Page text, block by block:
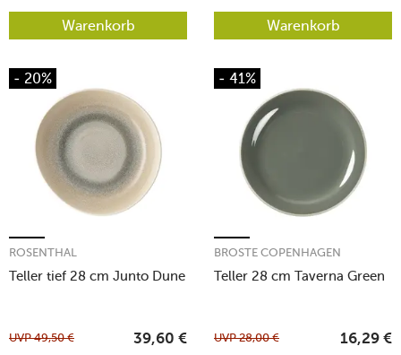
Warenkorb Warenkorb
- 20%
Teller tief 28 cm Junto Dune
ROSENTHAL
UVP49,50 € 39,60 €
- 41%
Teller 28 cm Taverna Green
BROSTE COPENHAGEN
UVP28,00 € 16,29 €